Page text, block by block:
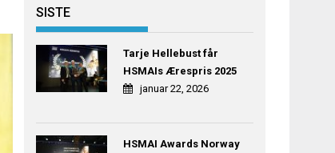
SISTE
Tarje Hellebust får
HSMAIs Ærespris 2025
januar 22, 2026
HSMAI Awards Norway